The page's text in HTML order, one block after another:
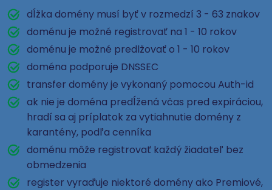
dĺžka domény musí byť v rozmedzí 3 - 63 znakov
doménu je možné registrovať na 1 - 10 rokov
doménu je možné predlžovať o 1 - 10 rokov
doména podporuje DNSSEC
transfer domény je vykonaný pomocou Auth-id
ak nie je doména predĺžená včas pred expiráciou,
hradí sa aj príplatok za vytiahnutie domény z
karantény, podľa cenníka
doménu môže registrovať každý žiadateľ bez
obmedzenia
register vyraďuje niektoré domény ako Premiové,